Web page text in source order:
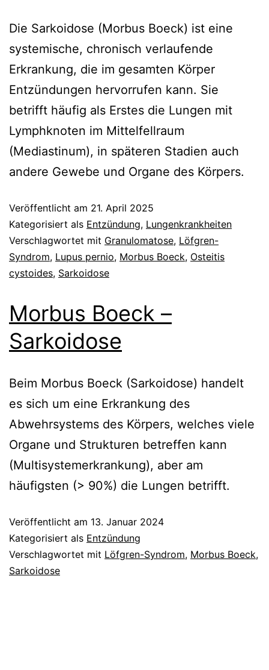
Die Sarkoidose (Morbus Boeck) ist eine
systemische, chronisch verlaufende
Erkrankung, die im gesamten Körper
Entzündungen hervorrufen kann. Sie
betrifft häufig als Erstes die Lungen mit
Lymphknoten im Mittelfellraum
(Mediastinum), in späteren Stadien auch
andere Gewebe und Organe des Körpers.
Veröffentlicht am 21. April 2025
Kategorisiert als Entzündung, Lungenkrankheiten
Verschlagwortet mit Granulomatose, Löfgren-
Syndrom, Lupus pernio, Morbus Boeck, Osteitis
cystoides, Sarkoidose
Morbus Boeck –
Sarkoidose
Beim Morbus Boeck (Sarkoidose) handelt
es sich um eine Erkrankung des
Abwehrsystems des Körpers, welches viele
Organe und Strukturen betreffen kann
(Multisystemerkrankung), aber am
häufigsten (> 90%) die Lungen betrifft.
Veröffentlicht am 13. Januar 2024
Kategorisiert als Entzündung
Verschlagwortet mit Löfgren-Syndrom, Morbus Boeck,
Sarkoidose